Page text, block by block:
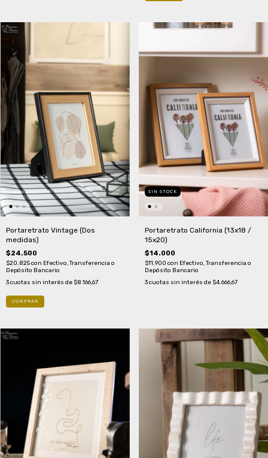
Portaretrato Vintage (Dos
medidas)
$24.500
$20.825con Efectivo, Transferencia o
Depósito Bancario
3cuotas sin interés de $8.166,67
COMPRAR
SIN STOCK
Portaretrato California (13x18 /
15x20)
$14.000
$11.900 con Efectivo, Transferencia o
Depósito Bancario
3 cuotas sin interés de $4.666,67